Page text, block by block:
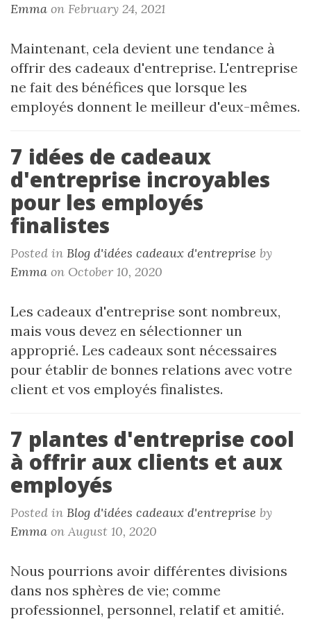
Emma on February 24, 2021
Maintenant, cela devient une tendance à
offrir des cadeaux d'entreprise. L'entreprise
ne fait des bénéfices que lorsque les
employés donnent le meilleur d'eux-mêmes.
7 idées de cadeaux
d'entreprise incroyables
pour les employés
finalistes
Posted in Blog d'idées cadeaux d'entreprise by
Emma on October 10, 2020
Les cadeaux d'entreprise sont nombreux,
mais vous devez en sélectionner un
approprié. Les cadeaux sont nécessaires
pour établir de bonnes relations avec votre
client et vos employés finalistes.
7 plantes d'entreprise cool
à offrir aux clients et aux
employés
Posted in Blog d'idées cadeaux d'entreprise by
Emma on August 10, 2020
Nous pourrions avoir différentes divisions
dans nos sphères de vie; comme
professionnel, personnel, relatif et amitié.